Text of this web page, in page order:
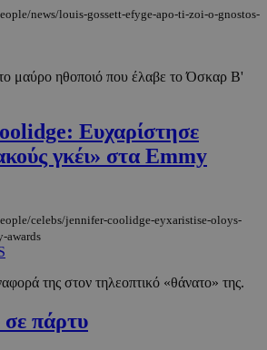
news/louis-gossett-efyge-apo-ti-zoi-o-gnostos-
μαύρο ηθοποιό που έλαβε το Όσκαρ Β'
Ευχαρίστησε
γκέι» στα Emmy
celebs/jennifer-coolidge-eyxaristise-oloys-
awards
της στον τηλεοπτικό «θάνατο» της.
πάρτυ
www.must.com.cy